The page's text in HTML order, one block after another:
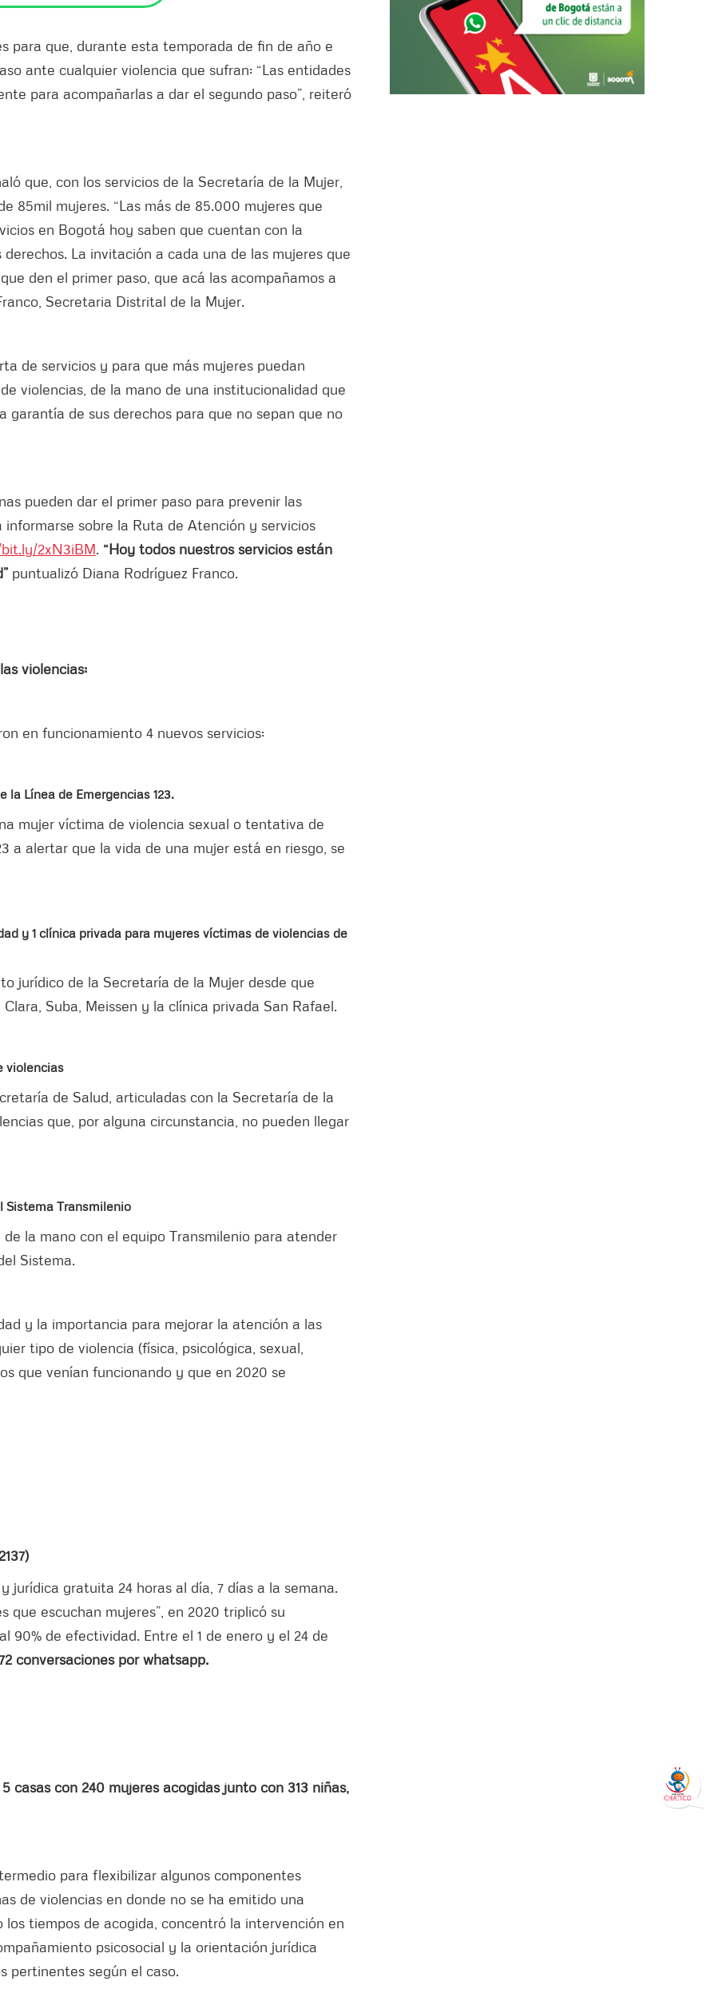
para que, durante esta temporada de fin de año e
ante cualquier violencia que sufran: “Las entidades
para acompañarlas a dar el segundo paso”, reiteró
que, con los servicios de la Secretaría de la Mujer,
85mil mujeres. “Las más de 85.000 mujeres que
en Bogotá hoy saben que cuentan con la
La invitación a cada una de las mujeres que
den el primer paso, que acá las acompañamos a
Secretaria Distrital de la Mujer.
de servicios y para que más mujeres puedan
violencias, de la mano de una institucionalidad que
garantía de sus derechos para que no sepan que no
pueden dar el primer paso para prevenir las
sobre la Ruta de Atención y servicios
2xN3iBM. “Hoy todos nuestros servicios están
puntualizó Diana Rodríguez Franco.
violencias:
en funcionamiento 4 nuevos servicios:
la Línea de Emergencias 123.
mujer víctima de violencia sexual o tentativa de
a alertar que la vida de una mujer está en riesgo, se
y 1 clínica privada para mujeres víctimas de violencias de
jurídico de la Secretaría de la Mujer desde que
Suba, Meissen y la clínica privada San Rafael.
violencias
de Salud, articuladas con la Secretaría de la
que, por alguna circunstancia, no pueden llegar
Sistema Transmilenio
la mano con el equipo Transmilenio para atender
Sistema.
y la importancia para mejorar la atención a las
tipo de violencia (física, psicológica, sexual,
que venían funcionando y que en 2020 se
jurídica gratuita 24 horas al día, 7 días a la semana.
que escuchan mujeres”, en 2020 triplicó su
90% de efectividad. Entre el 1 de enero y el 24 de
conversaciones por whatsapp.
5 casas con 240 mujeres acogidas junto con 313 niñas,
para flexibilizar algunos componentes
de violencias en donde no se ha emitido una
tiempos de acogida, concentró la intervención en
psicosocial y la orientación jurídica
pertinentes según el caso.